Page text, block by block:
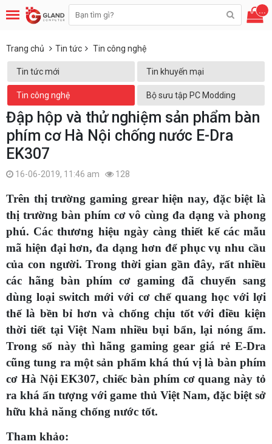
...
Trang chủ Tin tức Tin công nghệ
Tin tức mới Tin khuyến mại
Tin công nghệ Bộ sưu tập PC Modding
Đập hộp và thử nghiệm sản phẩm bàn
phím cơ Hà Nội chống nước E-Dra
EK307
16-06-2019, 11:46 am 128
Trên thị trường gaming grear hiện nay, đặc biệt là
thị trường bàn phím cơ vô cùng đa dạng và phong
phú. Các thương hiệu ngày càng thiết kế các mẫu
mã hiện đại hơn, đa dạng hơn để phục vụ nhu cầu
của con người. Trong thời gian gần đây, rất nhiều
các hãng bàn phím cơ gaming đã chuyển sang
dùng loại switch mới với cơ chế quang học với lợi
thế là bền bỉ hơn và chống chịu tốt với điều kiện
thời tiết tại Việt Nam nhiều bụi bẩn, lại nóng ẩm.
Trong số này thì hãng gaming gear giá rẻ E-Dra
cũng tung ra một sản phẩm khá thú vị là bàn phím
cơ Hà Nội EK307, chiếc bàn phím cơ quang này tỏ
ra khá ấn tượng với game thủ Việt Nam, đặc biệt sở
hữu khả năng chống nước tốt.
Tham khảo: